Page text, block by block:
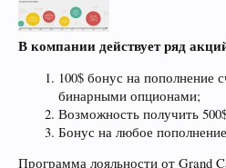
В компании действует ряд
100$ бонус на пополнение
бинарными опционами;
Возможность получить
Бонус на любое
Программа лояльности от Grand